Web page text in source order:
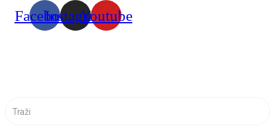
FacebookInstagramYoutube